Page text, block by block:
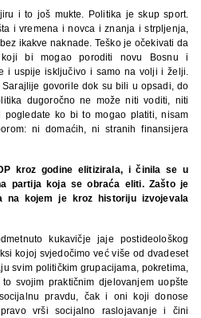
i to još mukte. Politika je skup sport.
i vremena i novca i znanja i strpljenja,
ikakve naknade. Teško je očekivati da
bi mogao poroditi novu Bosnu i
i uspije isključivo i samo na volji i želji.
govorile dok su bili u opsadi, do
dugoročno ne može niti voditi, niti
pogledate ko bi to mogao platiti, nisam
ni domaćih, ni stranih finansijera
kroz godine elitizirala, i činila se u
partija koja se obraća eliti. Zašto je
na kojem je kroz historiju izvojevala
kukavičje jaje postideološkog
kojoj svjedočimo već više od dvadeset
svim političkim grupacijama, pokretima,
svojim praktičnim djelovanjem uopšte
pravdu, čak i oni koji donose
vrši socijalno raslojavanje i čini